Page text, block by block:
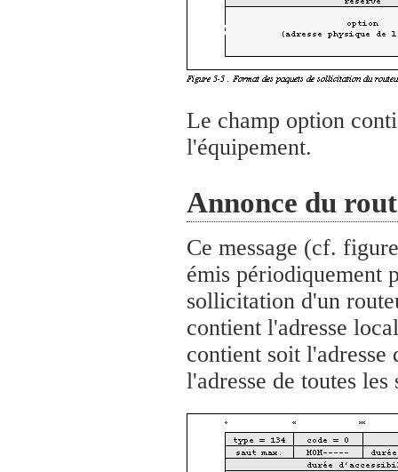
Le champ option
l'équipement.
Annonce du
Ce message (cf.
émis périodiquement
sollicitation d'un
contient l'adresse
contient soit
l'adresse de toutes les